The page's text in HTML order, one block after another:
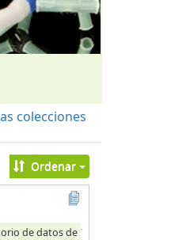
colecciones
Ordenar
de datos de